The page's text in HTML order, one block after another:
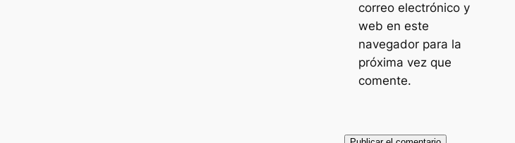
correo electrónico y
web en este
navegador para la
próxima vez que
comente.